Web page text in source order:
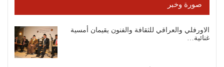
صورة وخبر
الاورفلي والعراقي للثقافة والفنون يقيمان أمسية
غنائية…